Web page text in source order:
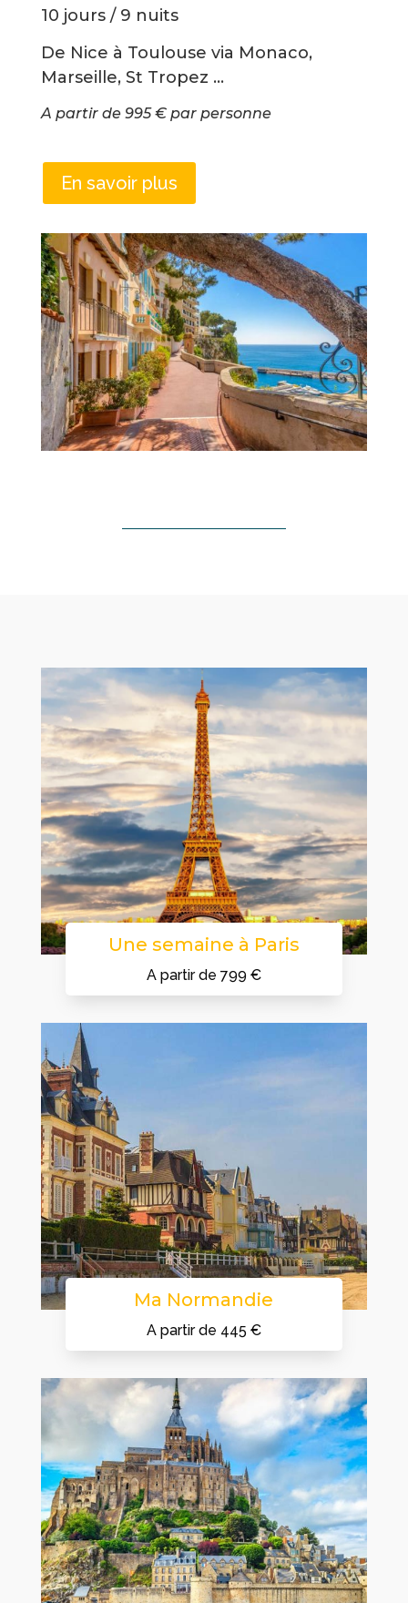
10 jours / 9 nuits
De Nice à Toulouse via Monaco,
Marseille, St Tropez …
A partir de 995 € par personne
En savoir plus
Une semaine à Paris
A partir de 799 €
Ma Normandie
A partir de 445 €